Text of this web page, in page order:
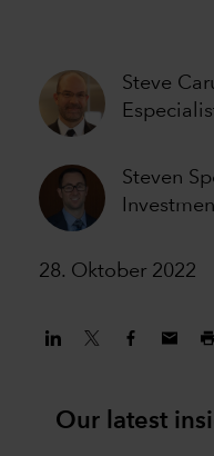
Steve
Steven
28. Oktober 2022
Our latest